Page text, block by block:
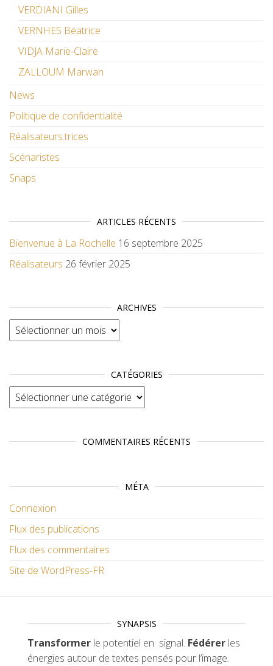
VERDIANI Gilles
VERNHES Béatrice
VIDJA Marie-Claire
ZALLOUM Marwan
News
Politique de confidentialité
Réalisateurs.trices
Scénaristes
Snaps
ARTICLES RÉCENTS
Bienvenue à La Rochelle 16 septembre 2025
Réalisateurs 26 février 2025
ARCHIVES
Archives
CATÉGORIES
Catégories
COMMENTAIRES RÉCENTS
MÉTA
Connexion
Flux des publications
Flux des commentaires
Site de WordPress-FR
SYNAPSIS
Transformer le potentiel en signal. Fédérer les
énergies autour de textes pensés pour l’image.